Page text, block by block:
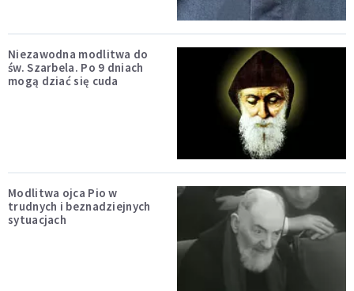
Niezawodna modlitwa do
św. Szarbela. Po 9 dniach
mogą dziać się cuda
Modlitwa ojca Pio w
trudnych i beznadziejnych
sytuacjach